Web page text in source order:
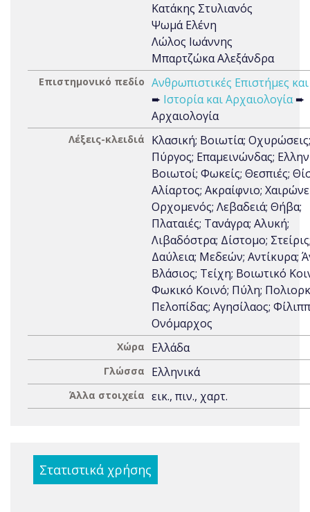
Κατάκης Στυλιανός
Ψωμά Ελένη
Λώλος Ιωάννης
Μπαρτζώκα Αλεξάνδρα
Επιστημονικό πεδίο Ανθρωπιστικές Επιστήμες
➨ Ιστορία και Αρχαιολογία➨
Αρχαιολογία
Λέξεις-κλειδιά
Κλασική; Βοιωτία; Οχυρώσεις;
Πύργος; Επαμεινώνδας;
Βοιωτοί; Φωκείς; Θεσπιές;
Αλίαρτος; Ακραίφνιο;
Ορχομενός; Λεβαδειά; Θήβα;
Πλαταιές; Τανάγρα; Αλυκή;
Λιβαδόστρα; Δίστομο;
Δαύλεια; Μεδεών; Αντίκυρα;
Βλάσιος; Τείχη; Βοιωτικό
Φωκικό Κοινό; Πύλη;
Πελοπίδας; Αγησίλαος;
Ονόμαρχος
Χώρα Ελλάδα
Γλώσσα Ελληνικά
Άλλα στοιχεία εικ., πιν., χαρτ.
Στατιστικά χρήσης